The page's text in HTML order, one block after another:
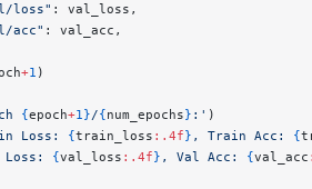
loss"
: val_loss,
acc"
: val_acc,
+1 )
{epoch+1}/{num_epochs} :' )
Loss: {train_loss :.4f} , Train Acc: {
{val_loss :.4f} , Val Acc: {val_acc